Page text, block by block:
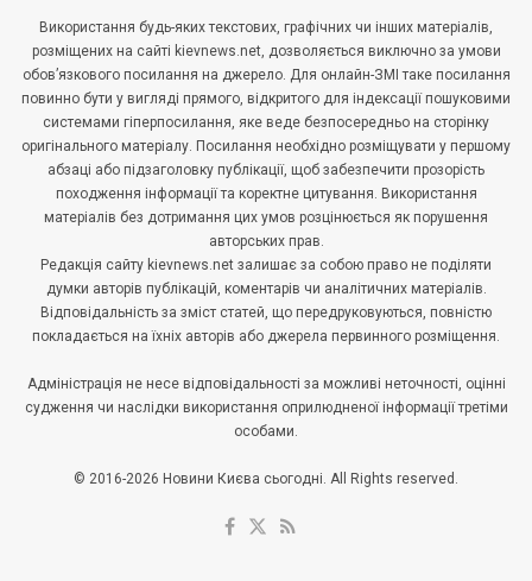
Використання будь-яких текстових, графічних чи інших матеріалів,
розміщених на сайті kievnews.net, дозволяється виключно за умови
обов’язкового посилання на джерело. Для онлайн-ЗМІ таке посилання
повинно бути у вигляді прямого, відкритого для індексації пошуковими
системами гіперпосилання, яке веде безпосередньо на сторінку
оригінального матеріалу. Посилання необхідно розміщувати у першому
абзаці або підзаголовку публікації, щоб забезпечити прозорість
походження інформації та коректне цитування. Використання
матеріалів без дотримання цих умов розцінюється як порушення
авторських прав.
Редакція сайту kievnews.net залишає за собою право не поділяти
думки авторів публікацій, коментарів чи аналітичних матеріалів.
Відповідальність за зміст статей, що передруковуються, повністю
покладається на їхніх авторів або джерела первинного розміщення.
Адміністрація не несе відповідальності за можливі неточності, оцінні
судження чи наслідки використання оприлюдненої інформації третіми
особами.
© 2016-2026 Новини Києва сьогодні. All Rights reserved.